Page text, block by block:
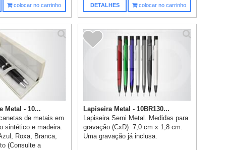
colocar no carrinho DETALHES colocar no carrinho
Metal - 10...
de metais em
sintético e madeira.
Roxa, Branca,
(Consulte a
Lapiseira Metal - 10BR130...
Lapiseira Semi Metal. Medidas para
gravação (CxD): 7,0 cm x 1,8 cm.
Uma gravação já inclusa.